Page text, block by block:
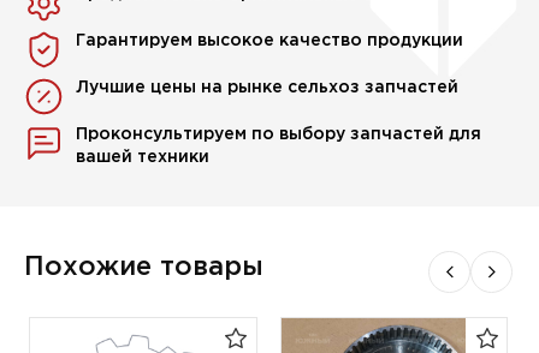
Гарантируем высокое качество продукции
Лучшие цены на рынке сельхоз запчастей
Проконсультируем по выбору запчастей для
вашей техники
Похожие товары